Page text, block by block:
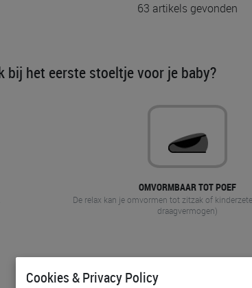
63 artikels gevonden
bij het eerste stoeltje voor je baby?
OMVORMBAAR TOT POEF
De relax kan je omvormen tot zitzak of
draagvermogen)
Cookies & Privacy Policy